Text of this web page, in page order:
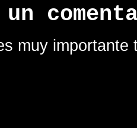
muy